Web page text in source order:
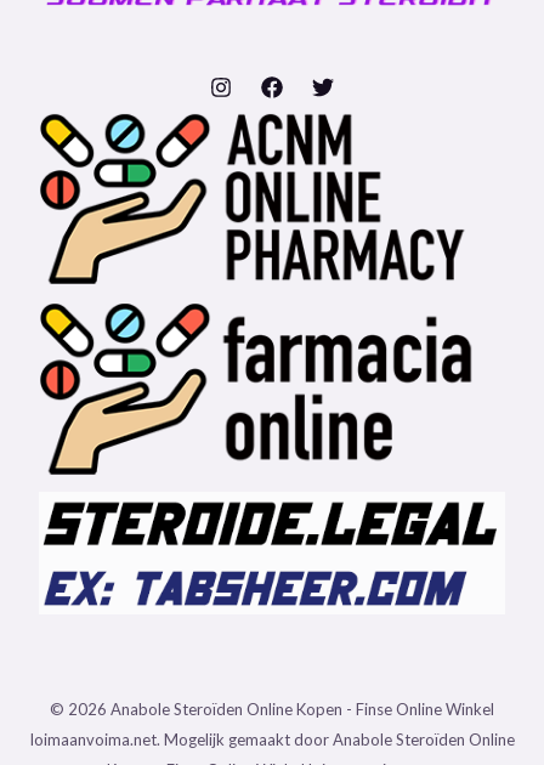
© 2026 Anabole Steroïden Online Kopen - Finse Online Winkel
loimaanvoima.net. Mogelijk gemaakt door Anabole Steroïden Online